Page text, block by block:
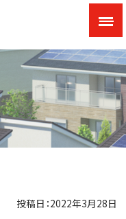
投稿日：2022年3月28日